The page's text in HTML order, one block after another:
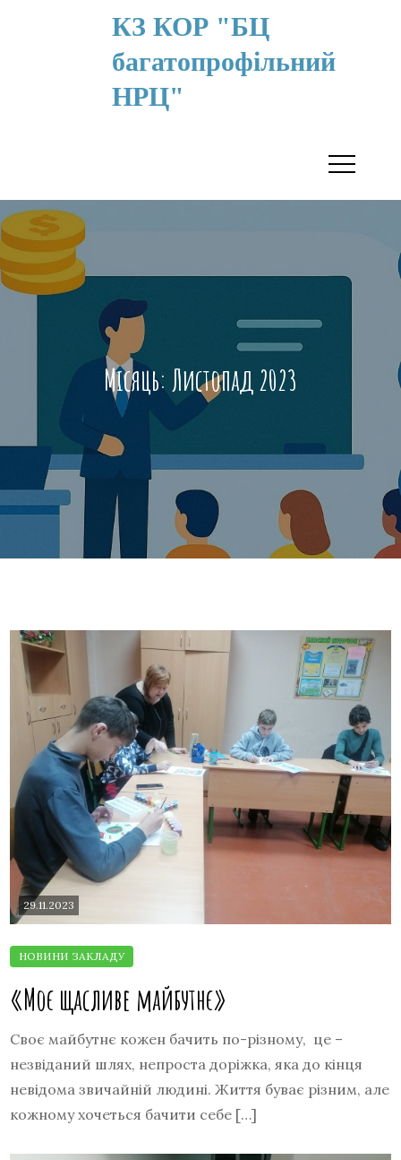
КЗ КОР "БЦ
багатопрофільний
НРЦ"
Місяць: Листопад 2023
29.11.2023
«Моє щасливе майбутнє»
Своє майбутнє кожен бачить по-різному, це –
незвіданий шлях, непроста доріжка, яка до кінця
невідома звичайній людині. Життя буває різним, але
кожному хочеться бачити себе […]